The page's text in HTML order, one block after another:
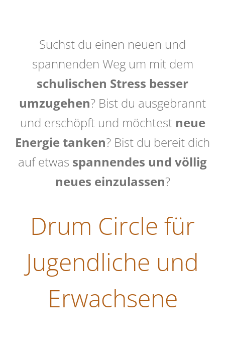
Suchst du einen neuen und
spannenden Weg um mit dem
schulischen Stress besser
umzugehen? Bist du ausgebrannt
und erschöpft und möchtest neue
Energie tanken? Bist du bereit dich
auf etwas spannendes und völlig
neues einzulassen?
Drum Circle für
Ju­gen­dli­che und
Erwachsene